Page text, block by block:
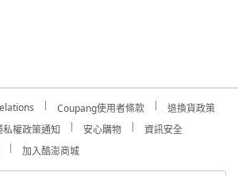
Coupang使用者條款
退換貨政策
私權政策通知 安心購物
資訊安全
加入酷澎商城